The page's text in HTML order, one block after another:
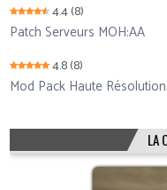
4.4(8)
Patch Serveurs MOH:AA
4.8(8)
Mod Pack Haute Résolution
LA